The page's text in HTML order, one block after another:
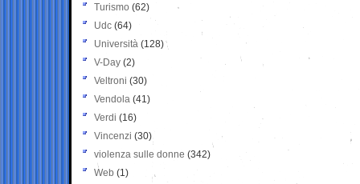
Turismo (62)
Udc (64)
Università (128)
V-Day (2)
Veltroni (30)
Vendola (41)
Verdi (16)
Vincenzi (30)
violenza sulle donne (342)
Web (1)